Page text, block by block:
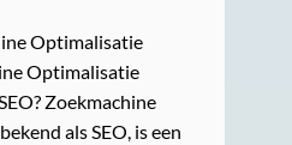
Optimalisatie
Optimalisatie
Zoekmachine
als SEO, is een